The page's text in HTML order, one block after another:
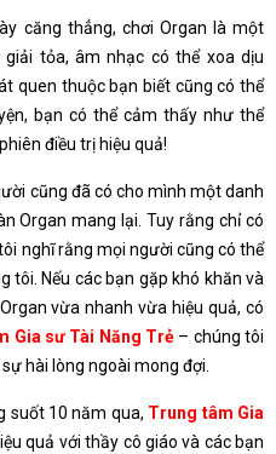
căng thẳng, chơi Organ là một
tỏa, âm nhạc có thể xoa dịu
quen thuộc bạn biết cũng có thể
bạn có thể cảm thấy như thể
điều trị hiệu quả!
cũng đã có cho mình một danh
Organ mang lại. Tuy rằng chỉ có
nghĩ rằng mọi người cũng có thể
tôi. Nếu các bạn gặp khó khăn và
vừa nhanh vừa hiệu quả, có
Gia sư Tài Năng Trẻ – chúng tôi
hài lòng ngoài mong đợi.
suốt 10 năm qua, Trung tâm Gia
quả với thầy cô giáo và các bạn